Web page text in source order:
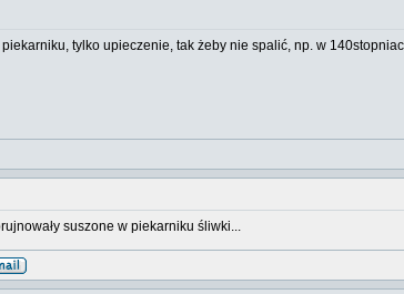
tylko upieczenie, tak żeby nie spalić, np. w
suszone w piekarniku śliwki...